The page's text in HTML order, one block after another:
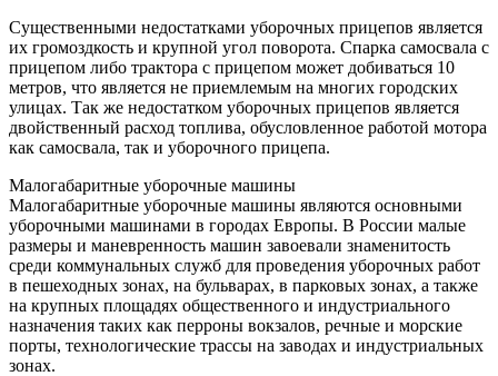
Существенными недостатками уборочных прицепов является
их громоздкость и крупной угол поворота. Спарка самосвала с
прицепом либо трактора с прицепом может добиваться 10
метров, что является не приемлемым на многих городских
улицах. Так же недостатком уборочных прицепов является
двойственный расход топлива, обусловленное работой мотора
как самосвала, так и уборочного прицепа.
Малогабаритные уборочные машины
Малогабаритные уборочные машины являются основными
уборочными машинами в городах Европы. В России малые
размеры и маневренность машин завоевали знаменитость
среди коммунальных служб для проведения уборочных работ
в пешеходных зонах, на бульварах, в парковых зонах, а также
на крупных площадях общественного и индустриального
назначения таких как перроны вокзалов, речные и морские
порты, технологические трассы на заводах и индустриальных
зонах.